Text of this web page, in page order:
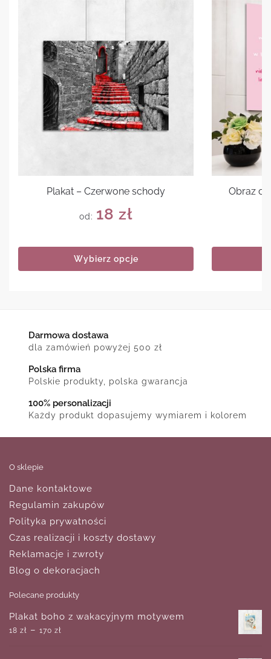
Plakat – Czerwone schody
od: 18 zł
Wybierz opcje
Obraz
Darmowa dostawa
dla zamówień powyżej 500 zł
Polska firma
Polskie produkty, polska gwarancja
100% personalizacji
Każdy produkt dopasujemy wymiarem i kolorem
O sklepie
Dane kontaktowe
Regulamin zakupów
Polityka prywatności
Czas realizacji i koszty dostawy
Reklamacje i zwroty
Blog o dekoracjach
Polecane produkty
Plakat boho z wakacyjnym motywem
18 zł – 170 zł